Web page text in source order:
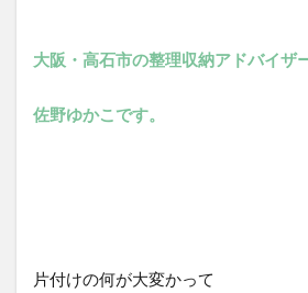
大阪・高石市の整理収納アドバイザ
佐野ゆかこです。
片付けの何が大変かって